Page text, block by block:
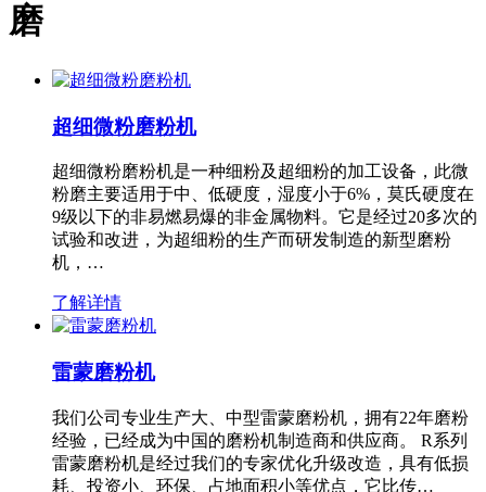
磨
超细微粉磨粉机
超细微粉磨粉机是一种细粉及超细粉的加工设备，此微
粉磨主要适用于中、低硬度，湿度小于6%，莫氏硬度在
9级以下的非易燃易爆的非金属物料。它是经过20多次的
试验和改进，为超细粉的生产而研发制造的新型磨粉
机，…
了解详情
雷蒙磨粉机
我们公司专业生产大、中型雷蒙磨粉机，拥有22年磨粉
经验，已经成为中国的磨粉机制造商和供应商。 R系列
雷蒙磨粉机是经过我们的专家优化升级改造，具有低损
耗、投资小、环保、占地面积小等优点，它比传…